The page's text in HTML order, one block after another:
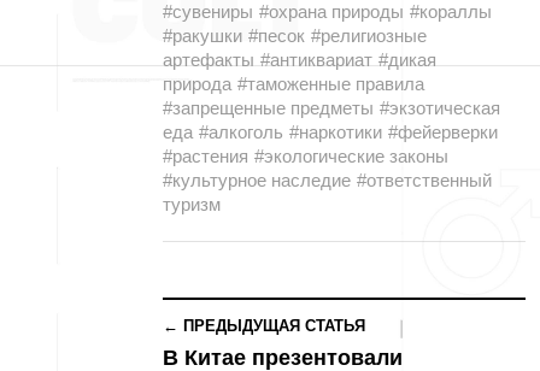
#сувениры #охрана природы #кораллы
#ракушки #песок #религиозные
артефакты #антиквариат #дикая
природа #таможенные правила
#запрещенные предметы #экзотическая
еда #алкоголь #наркотики #фейерверки
#растения #экологические законы
#культурное наследие #ответственный
туризм
← ПРЕДЫДУЩАЯ СТАТЬЯ
В Китае презентовали